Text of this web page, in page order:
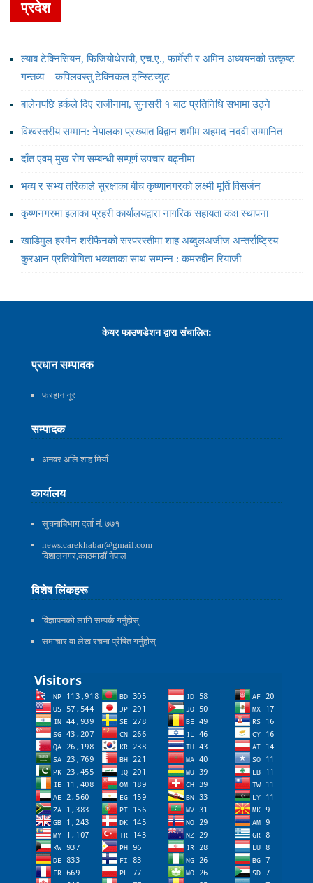
प्रदेश
ल्याब टेक्निसियन, फिजियोथेरापी, एच.ए., फार्मेसी र अमिन अध्ययनको उत्कृष्ट
गन्तव्य – कपिलवस्तु टेक्निकल इन्स्टिच्युट
बालेनपछि हर्कले दिए राजीनामा, सुनसरी १ बाट प्रतिनिधि सभामा उठ्ने
विश्वस्तरीय सम्मान: नेपालका प्रख्यात विद्वान शमीम अहमद नदवी सम्मानित
दाँत एवम् मुख रोग सम्बन्धी सम्पूर्ण उपचार बढ्नीमा
भव्य र सभ्य तरिकाले सुरक्षाका बीच कृष्णानगरको लक्ष्मी मूर्ति विसर्जन
कृष्णनगरमा इलाका प्रहरी कार्यालयद्वारा नागरिक सहायता कक्ष स्थापना
खाडिमुल हरमैन शरीफैनको सरपरस्तीमा शाह अब्दुलअजीज अन्तर्राष्ट्रिय
कुरआन प्रतियोगिता भव्यताका साथ सम्पन्न : कमरुद्दीन रियाजी
केयर फाउणडेशन द्वारा संचालित:
प्रधान सम्पादक
फरहान नूर
सम्पादक
अनवर अलि शाह मियाँ
कार्यालय
सुचनाबिभाग दर्ता नं. ७७१
news.carekhabar@gmail.com
विशालनगर,काठमाडौं नेपाल
विशेष लिंकहरू
विज्ञापनको लागि सम्पर्क गर्नुहोस्
समाचार वा लेख रचना प्रेषित गर्नुहोस्